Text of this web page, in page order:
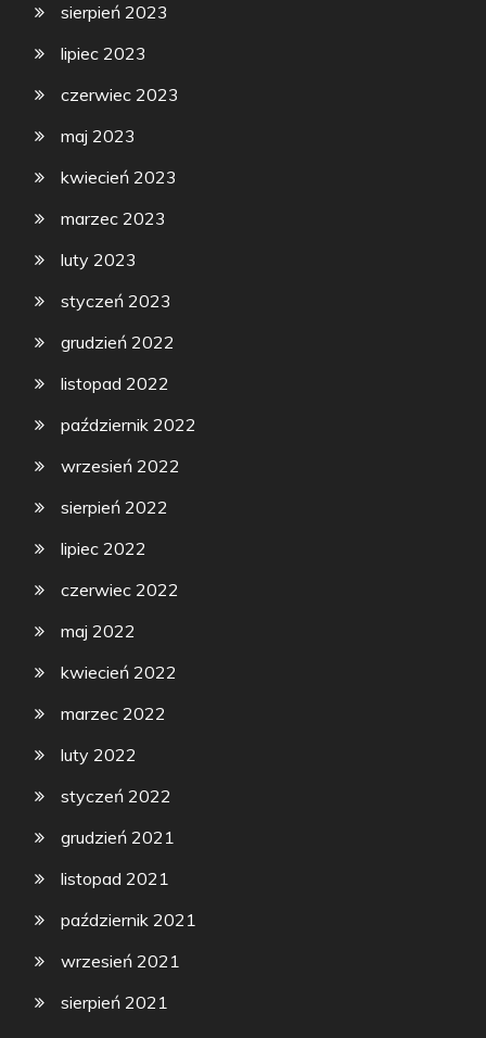
sierpień 2023
lipiec 2023
czerwiec 2023
maj 2023
kwiecień 2023
marzec 2023
luty 2023
styczeń 2023
grudzień 2022
listopad 2022
październik 2022
wrzesień 2022
sierpień 2022
lipiec 2022
czerwiec 2022
maj 2022
kwiecień 2022
marzec 2022
luty 2022
styczeń 2022
grudzień 2021
listopad 2021
październik 2021
wrzesień 2021
sierpień 2021